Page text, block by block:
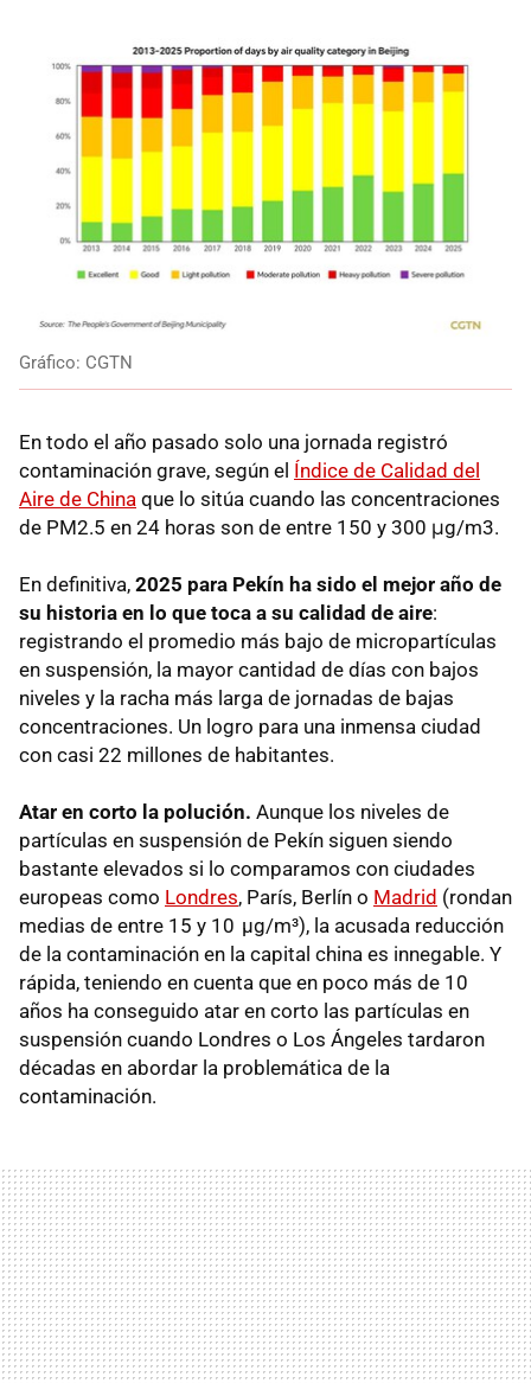
Gráfico: CGTN
En todo el año pasado solo una jornada registró
contaminación grave, según el Índice de Calidad del
Aire de China que lo sitúa cuando las concentraciones
de PM2.5 en 24 horas son de entre 150 y 300 μg/m3.
En definitiva, 2025 para Pekín ha sido el mejor año de
su historia en lo que toca a su calidad de aire:
registrando el promedio más bajo de micropartículas
en suspensión, la mayor cantidad de días con bajos
niveles y la racha más larga de jornadas de bajas
concentraciones. Un logro para una inmensa ciudad
con casi 22 millones de habitantes.
Atar en corto la polución. Aunque los niveles de
partículas en suspensión de Pekín siguen siendo
bastante elevados si lo comparamos con ciudades
europeas como Londres, París, Berlín o Madrid (rondan
medias de entre 15 y 10 µg/m³), la acusada reducción
de la contaminación en la capital china es innegable. Y
rápida, teniendo en cuenta que en poco más de 10
años ha conseguido atar en corto las partículas en
suspensión cuando Londres o Los Ángeles tardaron
décadas en abordar la problemática de la
contaminación.